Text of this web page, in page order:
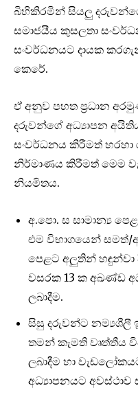
බිහිකිරමින් සියලු
සමාජයීය කුසලතා
සංවර්ධනයට දායක
කෙරේ.
ඒ අනුව පහත ප්‍රධාන
දරුවන්ගේ අධ්‍යාපන
සංවර්ධනය කිරීමත් හරහා
නිර්මාණය කිරීමත් මෙම
නියමිතය.
අ.පො. ස සාමාන්‍ය
එම විභාගයෙන්
පෙළට අලුතින් හඳුන්වා
වසරක 13 ක අඛණ්ඩ
ලබාදීම.
සිසු දරුවන්ට නම්‍යශීලී
තමන් කැමති වෘත්තීය
ලබාදීම හා
අධ්‍යාපනයට අවස්ථාව